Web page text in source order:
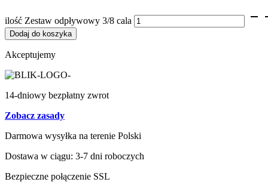
Filtry turystyczne na wycieczki i outdoor
ilość Zestaw odpływowy 3/8 cala
Dodaj do koszyka
Akceptujemy
14-dniowy bezpłatny zwrot
Zobacz zasady
Darmowa wysyłka na terenie Polski
Dostawa w ciągu: 3-7 dni roboczych
Bezpieczne połączenie SSL